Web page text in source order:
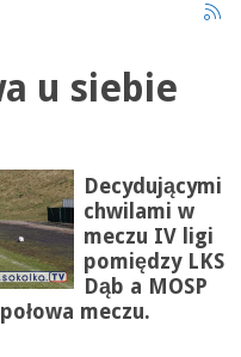
u siebie
Decydującymi
chwilami w
meczu IV ligi
pomiędzy LKS
Dąb a MOSP
meczu.